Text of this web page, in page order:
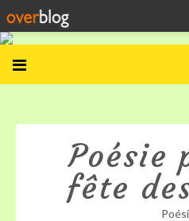
Poésie
fête